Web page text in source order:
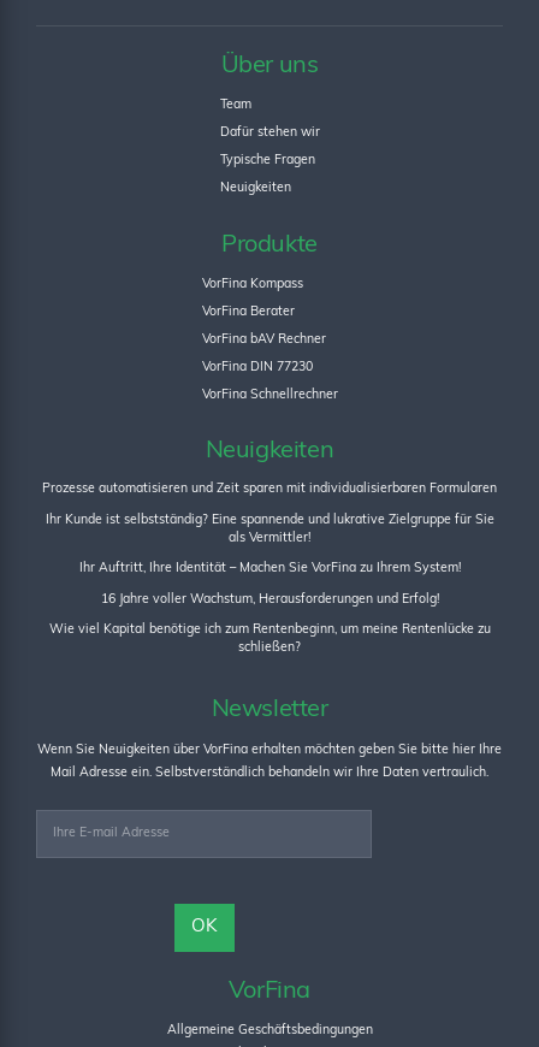
Über uns
Team
Dafür stehen wir
Typische Fragen
Neuigkeiten
Produkte
VorFina Kompass
VorFina Berater
VorFina bAV Rechner
VorFina DIN 77230
VorFina Schnellrechner
Neuigkeiten
Prozesse automatisieren und Zeit sparen mit individualisierbaren Formularen
Ihr Kunde ist selbstständig? Eine spannende und lukrative Zielgruppe für Sie
als Vermittler!
Ihr Auftritt, Ihre Identität – Machen Sie VorFina zu Ihrem System!
16 Jahre voller Wachstum, Herausforderungen und Erfolg!
Wie viel Kapital benötige ich zum Rentenbeginn, um meine Rentenlücke zu
schließen?
Newsletter
Wenn Sie Neuigkeiten über VorFina erhalten möchten geben Sie bitte hier Ihre
Mail Adresse ein. Selbstverständlich behandeln wir Ihre Daten vertraulich.
VorFina
Allgemeine Geschäftsbedingungen